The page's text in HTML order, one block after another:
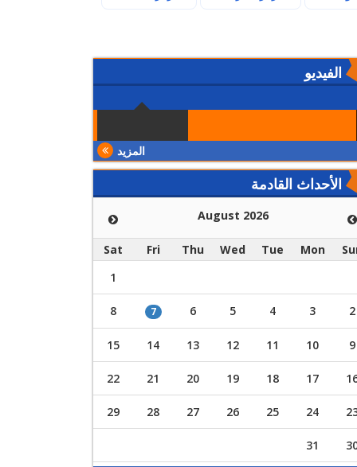
الفيديو
المزيد
الأحداث القادمة
August 2026
Mon
Tue
Wed
Thu
Fri
Sat
1
2
3
4
5
6
7
8
9
10
11
12
13
14
15
17
18
19
20
21
22
24
25
26
27
28
29
31